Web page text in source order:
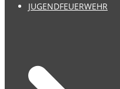
JUGENDFEUERWEHR